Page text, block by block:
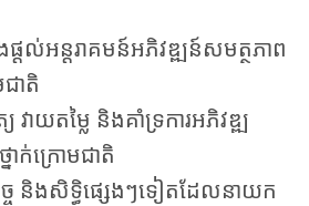
តល់អន្តរាគមន៍អភិវឌ្ឍន៍សមត្ថភាព
ជាតិ
ាយតម្លៃ និងគាំទ្រការអភិវឌ្ឍ
ាក់ក្រោមជាតិ
ច និងសិទ្ធិផ្សេងៗទៀតដែលនាយក